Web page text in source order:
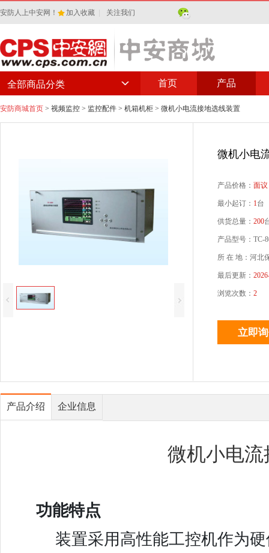
安防人上中安网！ 加入收藏 关注我们
首页 产品
全部商品分类
安防商城首页 > 视频监控 > 监控配件 > 机箱机柜 > 微机小电流接地选线装置
微机小电
产品价格： 面议
最小起订： 1台
供货总量： 200
产品型号：TC-
所 在 地：河北
最后更新：
浏览次数： 2
产品介绍 企业信息
微机小电
功能特点
装置采用高性能工控机作为硬